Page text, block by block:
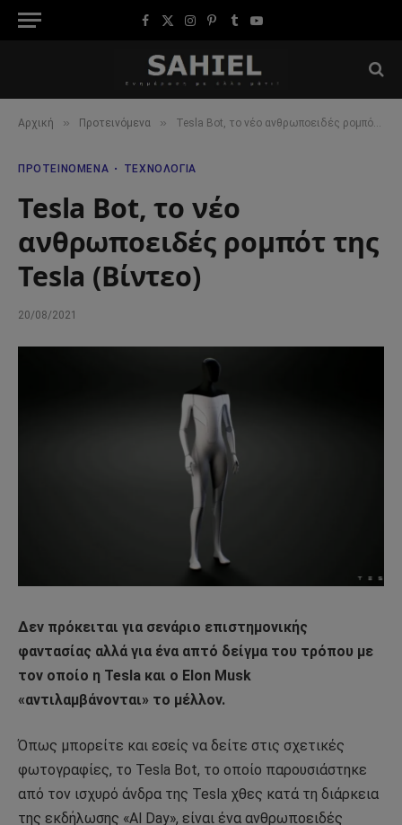
Facebook
X
Instagram
Pinterest
TumblrYouTube
Αρχική » Προτεινόμενα » Tesla Bot, το νέο ανθρωποειδές ρομπότ της Tesla (Βίντεο)
ΠΡΟΤΕΙΝΌΜΕΝΑ ΤΕΧΝΟΛΟΓΊΑ
Tesla Bot, το νέο
ανθρωποειδές ρομπότ της
Tesla (Βίντεο)
20/08/2021
Δεν πρόκειται για σενάριο επιστημονικής
φαντασίας αλλά για ένα απτό δείγμα του τρόπου με
τον οποίο η Tesla και ο Elon Musk
«αντιλαμβάνονται» το μέλλον.
Όπως μπορείτε και εσείς να δείτε στις σχετικές
φωτογραφίες, το Tesla Bot, το οποίο παρουσιάστηκε
από τον ισχυρό άνδρα της Tesla χθες κατά τη διάρκεια
της εκδήλωσης «Al Day», είναι ένα ανθρωποειδές